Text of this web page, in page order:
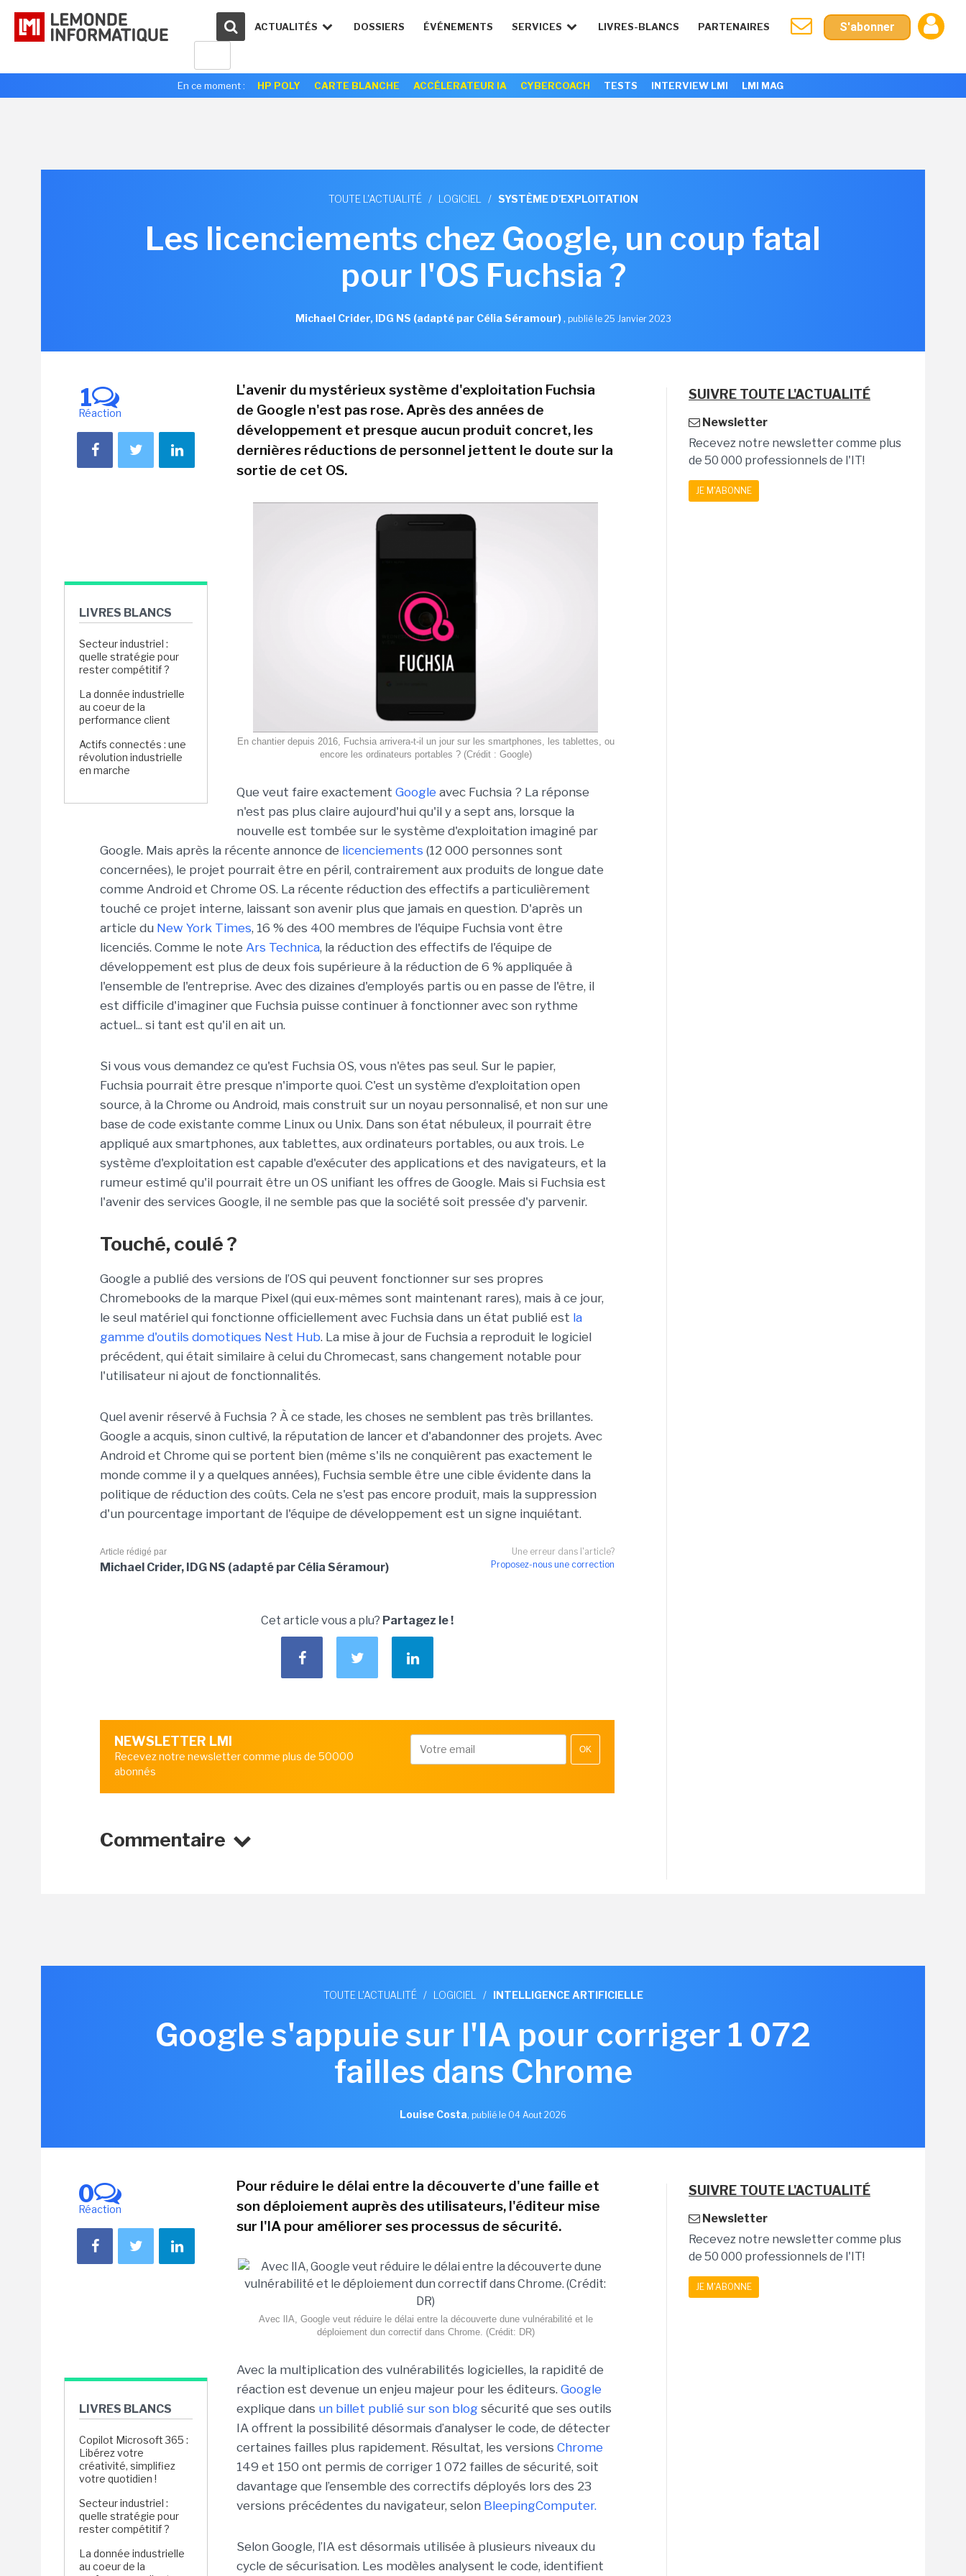
ACTUALITÉS DOSSIERS ÉVÉNEMENTS SERVICES LIVRES-BLANCS PARTENAIRES S'abonner
En ce moment : HP POLY CARTE BLANCHE ACCÉLERATEUR IA CYBERCOACH TESTS INTERVIEW LMI LMI MAG
TOUTE L'ACTUALITÉ / LOGICIEL / SYSTÈME D'EXPLOITATION
Les licenciements chez Google, un coup fatal
pour l'OS Fuchsia ?
Michael Crider, IDG NS (adapté par Célia Séramour), publié le 25 Janvier 2023
1
Réaction
LIVRES BLANCS
Secteur industriel :
quelle stratégie pour
rester compétitif ?
La donnée industrielle
au coeur de la
performance client
Actifs connectés : une
révolution industrielle
en marche
L'avenir du mystérieux système d'exploitation Fuchsia
de Google n'est pas rose. Après des années de
développement et presque aucun produit concret, les
dernières réductions de personnel jettent le doute sur la
sortie de cet OS.
En chantier depuis 2016, Fuchsia arrivera-t-il un jour sur les smartphones, les tablettes, ou
encore les ordinateurs portables ? (Crédit : Google)
Que veut faire exactement Google avec Fuchsia ? La réponse
n'est pas plus claire aujourd'hui qu'il y a sept ans, lorsque la
nouvelle est tombée sur le système d'exploitation imaginé par
Google. Mais après la récente annonce de licenciements (12 000 personnes sont
concernées), le projet pourrait être en péril, contrairement aux produits de longue date
comme Android et Chrome OS. La récente réduction des effectifs a particulièrement
touché ce projet interne, laissant son avenir plus que jamais en question. D'après un
article du New York Times, 16 % des 400 membres de l'équipe Fuchsia vont être
licenciés. Comme le note Ars Technica, la réduction des effectifs de l'équipe de
développement est plus de deux fois supérieure à la réduction de 6 % appliquée à
l'ensemble de l'entreprise. Avec des dizaines d'employés partis ou en passe de l'être, il
est difficile d'imaginer que Fuchsia puisse continuer à fonctionner avec son rythme
actuel... si tant est qu'il en ait un.
Si vous vous demandez ce qu'est Fuchsia OS, vous n'êtes pas seul. Sur le papier,
Fuchsia pourrait être presque n'importe quoi. C'est un système d'exploitation open
source, à la Chrome ou Android, mais construit sur un noyau personnalisé, et non sur une
base de code existante comme Linux ou Unix. Dans son état nébuleux, il pourrait être
appliqué aux smartphones, aux tablettes, aux ordinateurs portables, ou aux trois. Le
système d'exploitation est capable d'exécuter des applications et des navigateurs, et la
rumeur estimé qu'il pourrait être un OS unifiant les offres de Google. Mais si Fuchsia est
l'avenir des services Google, il ne semble pas que la société soit pressée d'y parvenir.
Touché, coulé ?
Google a publié des versions de l’OS qui peuvent fonctionner sur ses propres
Chromebooks de la marque Pixel (qui eux-mêmes sont maintenant rares), mais à ce jour,
le seul matériel qui fonctionne officiellement avec Fuchsia dans un état publié est la
gamme d'outils domotiques Nest Hub. La mise à jour de Fuchsia a reproduit le logiciel
précédent, qui était similaire à celui du Chromecast, sans changement notable pour
l'utilisateur ni ajout de fonctionnalités.
Quel avenir réservé à Fuchsia ? À ce stade, les choses ne semblent pas très brillantes.
Google a acquis, sinon cultivé, la réputation de lancer et d'abandonner des projets. Avec
Android et Chrome qui se portent bien (même s'ils ne conquièrent pas exactement le
monde comme il y a quelques années), Fuchsia semble être une cible évidente dans la
politique de réduction des coûts. Cela ne s'est pas encore produit, mais la suppression
d'un pourcentage important de l'équipe de développement est un signe inquiétant.
Une erreur dans l'article?
Proposez-nous une correction
Article rédigé par
Michael Crider, IDG NS (adapté par Célia Séramour)
Cet article vous a plu? Partagez le !
NEWSLETTER LMI
Recevez notre newsletter comme plus de 50000
abonnés
OK
Commentaire
SUIVRE TOUTE L'ACTUALITÉ
Newsletter
Recevez notre newsletter comme plus
de 50 000 professionnels de l'IT!
JE M'ABONNE
TOUTE L'ACTUALITÉ / LOGICIEL / INTELLIGENCE ARTIFICIELLE
Google s'appuie sur l'IA pour corriger 1 072
failles dans Chrome
Louise Costa, publié le 04 Aout 2026
0
Réaction
LIVRES BLANCS
Copilot Microsoft 365 :
Libérez votre
créativité, simplifiez
votre quotidien !
Secteur industriel :
quelle stratégie pour
rester compétitif ?
La donnée industrielle
au coeur de la
Pour réduire le délai entre la découverte d'une faille et
son déploiement auprès des utilisateurs, l'éditeur mise
sur l'IA pour améliorer ses processus de sécurité.
Avec lIA, Google veut réduire le délai entre la découverte dune vulnérabilité et le
déploiement dun correctif dans Chrome. (Crédit: DR)
Avec la multiplication des vulnérabilités logicielles, la rapidité de
réaction est devenue un enjeu majeur pour les éditeurs. Google
explique dans un billet publié sur son blog sécurité que ses outils
IA offrent la possibilité désormais d’analyser le code, de détecter
certaines failles plus rapidement. Résultat, les versions Chrome
149 et 150 ont permis de corriger 1 072 failles de sécurité, soit
davantage que l’ensemble des correctifs déployés lors des 23
versions précédentes du navigateur, selon BleepingComputer.
Selon Google, l’IA est désormais utilisée à plusieurs niveaux du
cycle de sécurisation. Les modèles analysent le code, identifient
SUIVRE TOUTE L'ACTUALITÉ
Newsletter
Recevez notre newsletter comme plus
de 50 000 professionnels de l'IT!
JE M'ABONNE